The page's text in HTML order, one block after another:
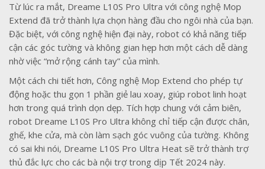
Từ lúc ra mắt, Dreame L10S Pro Ultra với công nghệ Mop
Extend đã trở thành lựa chọn hàng đầu cho ngôi nhà của bạn.
Đặc biệt, với công nghệ hiện đại này, robot có khả năng tiếp
cận các góc tường và không gian hẹp hơn một cách dễ dàng
nhờ việc “mở rộng cánh tay” của mình.
Một cách chi tiết hơn, Công nghệ Mop Extend cho phép tự
động hoặc thu gọn 1 phần giẻ lau xoay, giúp robot linh hoạt
hơn trong quá trình dọn dẹp. Tích hợp chung với cảm biên,
robot Dreame L10S Pro Ultra không chỉ tiếp cận được chân,
ghế, khe cửa, mà còn làm sạch góc vuông của tường. Không
có sai khi nói, Dreame L10S Pro Ultra Heat sẽ trở thành trợ
thủ đắc lực cho các bà nội trợ trong dịp Tết 2024 này.